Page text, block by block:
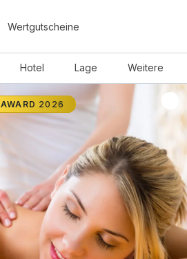
Wertgutscheine
Hotel Lage Weitere
AWARD 2026